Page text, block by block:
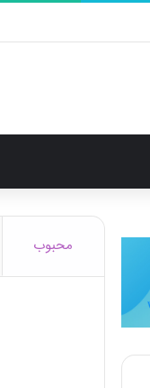
محبوب